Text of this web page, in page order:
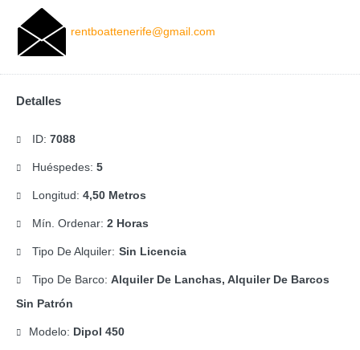
rentboattenerife@gmail.com
Detalles
ID: 7088
Huéspedes: 5
Longitud: 4,50 Metros
Mín. Ordenar: 2 Horas
Tipo De Alquiler: Sin Licencia
Tipo De Barco: Alquiler De Lanchas, Alquiler De Barcos
Sin Patrón
Modelo: Dipol 450